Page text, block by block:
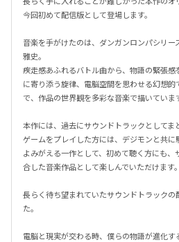
今回初めて配信版として登場します。
音楽を手がけたのは、ダンガンロンパシリ
雅史。
疾走感あふれるバトル曲から、物語の緊張
に寄り添う旋律、電脳空間を思わせる幻想的
で、作品の世界観を多彩な音楽で描いていま
本作には、過去にサウンドトラックとしてま
ゲームをプレイした方には、デジモンと共
よみがえる一作として、初めて聴く方にも
合した音楽作品として楽しんでいただけます。
長らく待ち望まれていたサウンドトラック
た。
電脳と現実が交わる時、僕らの物語が進化す